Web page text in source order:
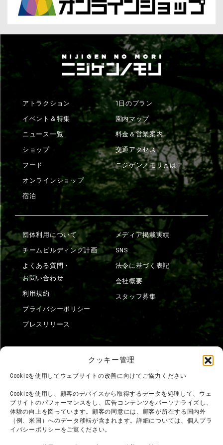
クッキー管理
Cookieを使用してウェブサイトの改善に向けてご協力ください
Cookieを使用し、顧客のデバイスから取得するデータを処理して、ウェ
ブサイトのパフォーマンスをし、広告コンテンツをパーソナライズし、
体験の向上を図っています。顧客の同意には、顧客が所在する国内外
（例、米国）へのデータ移転が含まれます。詳細については、個人プラ
イバシーポリシーをご覧ください。
アトラクション
イベント＆特集
ニュース一覧
ショップ
フード
オンラインショップ
宿泊
1日のプラン
園内マップ
料金＆営業案内
交通アクセス
ニジゲンノモリとは？
団体利用について
チームビルディング計画
よくある質問・
お問い合わせ
利用規約
プライバシーポリシー
プレスリリース
メディア掲載実績
SNS
法令に基づく表記
会社概要
スタッフ募集